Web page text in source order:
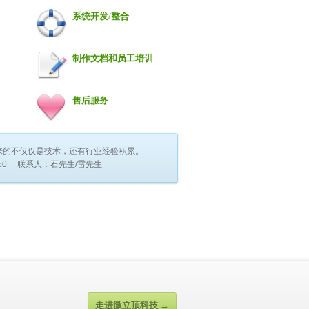
系统开发/整合
制作文档和员工培训
售后服务
不仅仅是技术，还有行业经验积累。
联系人：石先生/雷先生
走进微立顶科技 →